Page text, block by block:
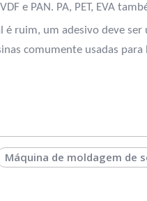
e PAN. PA, PET, EVA
ruim, um adesivo deve
comumente usadas
Máquina de moldagem de